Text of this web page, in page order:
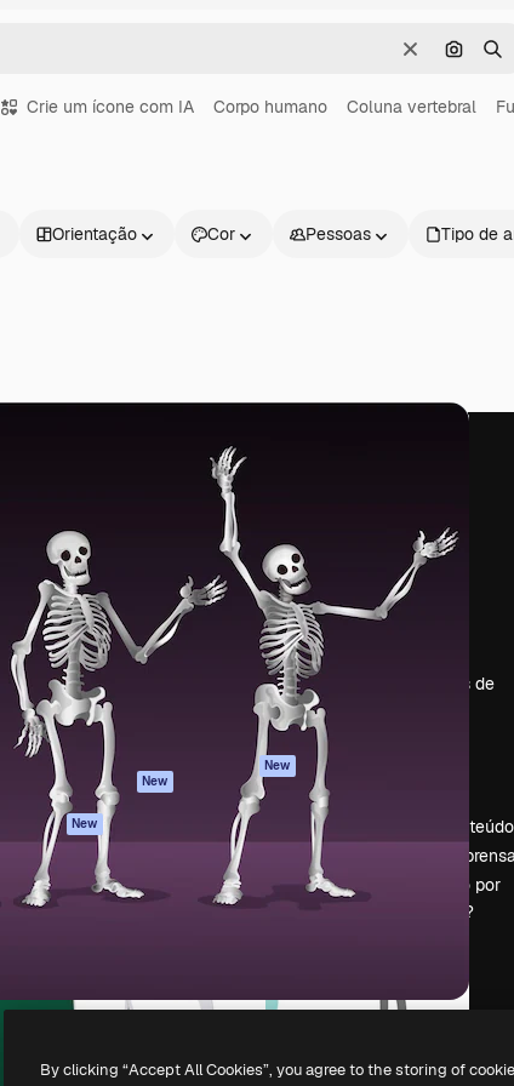
Limpar
Crie um ícone com IA Corpo humano Coluna vertebral
Orientação Cor Pessoas Tipo de
Produtos
Spaces
Assistente de IA
Gerador de
imagens
Gerador de vídeos
Texto para voz
Conteúdo de stock
MCP para
Claude/ChatGPT
New
Agentes New
App móvel
Todas as
Começar
Academy
Documentação
Atendimento
Termos e
condições
Política de
privacidade
Originais New
Política de cookies
Central de
confiabilidade
Afiliados
Empresas
Empresa
Preços
Sobre nós
Reviews
Tendências de
Vender conteúdo
Sala de
Procurando por
magnific.ai?
Todos os direitos reservados.
By clicking “Accept All Cookies”, you agree to the storing of